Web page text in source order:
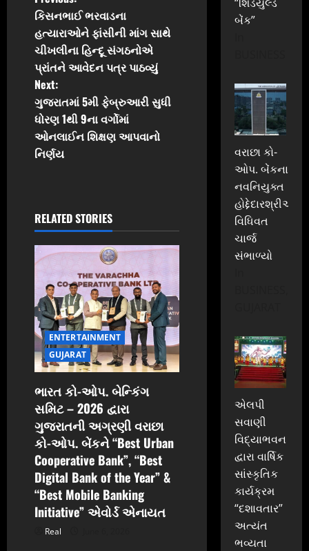
o
s
t
n
a
i
g
a
t
i
o
n
કિસનભાઈ ભરવાડના
હત્યારાઓને ફાંસીની માંગ સાથે
ચીખલીના હિન્દૂ સંગઠનોએ
પ્રાંતને આવેદન પત્ર પાઠવ્યું
Next:
ગુજરાતમાં 5મી ફેબ્રુઆરી સુધી
ધોરણ 1થી 9ના વર્ગોમાં
ઓનલાઈન શિક્ષણ આપવાનો
નિર્ણય
RELATED STORIES
ENTERTAINMENT
GUJARAT
ભારત કો-ઓપ. બેન્કિંગ
સમિટ – 2026 દ્વારા
ગુજરાતની અગ્રણી વરાછા
કો-ઓપ. બેંકને “Best Urban
Cooperative Bank”, “Best
Digital Bank of the Year” &
“Best Mobile Banking
Initiative” એવોર્ડ એનાયત
Real
બેંક”
વરાછા કો-
ઓપ. બેંકના
નવનિયુક્ત
હોદ્દેદારશ્રીઓએ
વિધિવત
ચાર્જ
સંભાળ્યો
એલપી
સવાણી
વિદ્યાભવન
દ્વારા વાર્ષિક
સાંસ્કૃતિક
કાર્યક્રમ
“દશાવતાર”
અત્યંત
ભવ્યતા